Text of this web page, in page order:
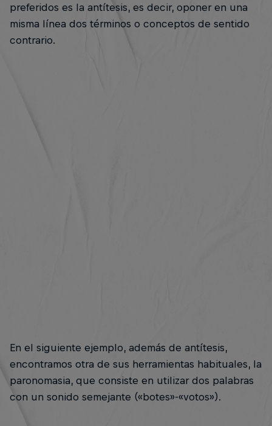
preferidos es la antítesis, es decir, oponer en una
misma línea dos términos o conceptos de sentido
contrario.
En el siguiente ejemplo, además de antítesis,
encontramos otra de sus herramientas habituales, la
paronomasia, que consiste en utilizar dos palabras
con un sonido semejante («botes»-«votos»).